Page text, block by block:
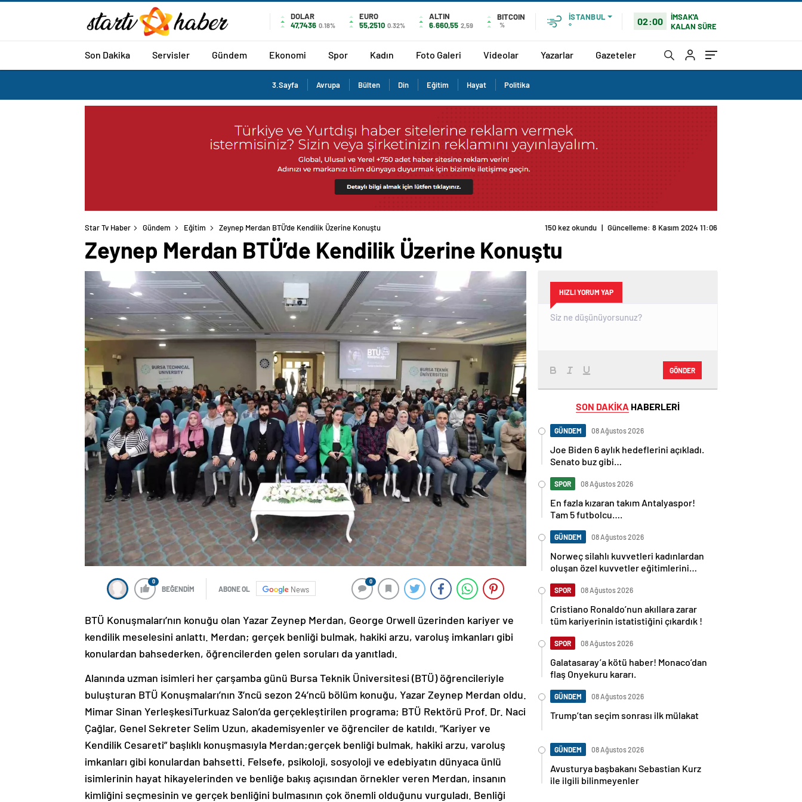
DOLAR
47,7436 0.18%
EURO
55,2510 0.32%
ALTIN
6.660,55 2,59
BITCOIN
%
İSTANBUL
°
02:00
İMSAK'A
KALAN SÜRE
Son Dakika Servisler Gündem Ekonomi Spor Kadın Foto Galeri Videolar Yazarlar Gazeteler
3.Sayfa Avrupa Bülten Din Eğitim Hayat Politika
Star Tv Haber Gündem Eğitim Zeynep Merdan BTÜ’de Kendilik Üzerine Konuştu
Zeynep Merdan BTÜ’de Kendilik Üzerine Konuştu
0
BEĞENDİM ABONE OL News
0
BTÜ Konuşmaları’nın konuğu olan Yazar Zeynep Merdan, George Orwell üzerinden kariyer ve
kendilik meselesini anlattı. Merdan; gerçek benliği bulmak, hakiki arzu, varoluş imkanları gibi
konulardan bahsederken, öğrencilerden gelen soruları da yanıtladı.
Alanında uzman isimleri her çarşamba günü Bursa Teknik Üniversitesi (BTÜ) öğrencileriyle
buluşturan BTÜ Konuşmaları’nın 3’ncü sezon 24’ncü bölüm konuğu, Yazar Zeynep Merdan oldu.
Mimar Sinan YerleşkesiTurkuaz Salon’da gerçekleştirilen programa; BTÜ Rektörü Prof. Dr. Naci
Çağlar, Genel Sekreter Selim Uzun, akademisyenler ve öğrenciler de katıldı. “Kariyer ve
Kendilik Cesareti” başlıklı konuşmasıyla Merdan;gerçek benliği bulmak, hakiki arzu, varoluş
imkanları gibi konulardan bahsetti. Felsefe, psikoloji, sosyoloji ve edebiyatın dünyaca ünlü
isimlerinin hayat hikayelerinden ve benliğe bakış açısından örnekler veren Merdan, insanın
kimliğini seçmesinin ve gerçek benliğini bulmasının çok önemli olduğunu vurguladı. Benliği
HIZLI YORUM YAP
GÖNDER
SON DAKİKA HABERLERİ
GÜNDEM 08 Ağustos 2026
Joe Biden 6 aylık hedeflerini açıkladı.
Senato buz gibi…
SPOR 08 Ağustos 2026
En fazla kızaran takım Antalyaspor!
Tam 5 futbolcu….
GÜNDEM 08 Ağustos 2026
Norweç silahlı kuvvetleri kadınlardan
oluşan özel kuvvetler eğitimlerini
SPOR 08 Ağustos 2026
Cristiano Ronaldo’nun akıllara zarar
tüm kariyerinin istatistiğini çıkardık !
SPOR 08 Ağustos 2026
Galatasaray’a kötü haber! Monaco’dan
flaş Onyekuru kararı.
GÜNDEM 08 Ağustos 2026
Trump’tan seçim sonrası ilk mülakat
GÜNDEM 08 Ağustos 2026
Avusturya başbakanı Sebastian Kurz
ile ilgili bilinmeyenler